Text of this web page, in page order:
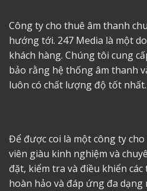
Công ty cho thuê âm thanh
hướng tới. 247 Media là một
khách hàng. Chúng tôi cung
bảo rằng hệ thống âm thanh
luôn có chất lượng độ tốt nhất.
Để được coi là một công ty
viên giàu kinh nghiệm và
đặt, kiểm tra và điều khiển
hoàn hảo và đáp ứng đa